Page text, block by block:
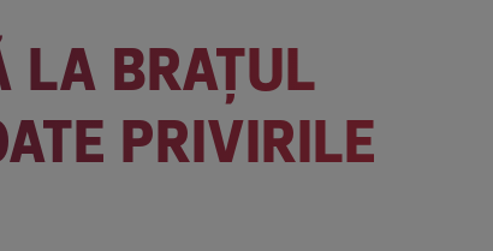
LA BRAȚUL
PRIVIRILE